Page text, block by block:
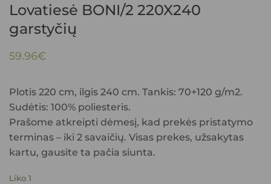
Lovatiesė BONI/2 220X240
garstyčių
59.96€
Plotis 220 cm, ilgis 240 cm. Tankis: 70+120 g/m2.
Sudėtis: 100% poliesteris.
Prašome atkreipti dėmesį, kad prekės pristatymo
terminas – iki 2 savaičių. Visas prekes, užsakytas
kartu, gausite ta pačia siunta.
Liko 1